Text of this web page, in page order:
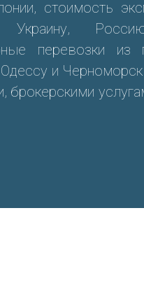
стоимость
перевозки из
и